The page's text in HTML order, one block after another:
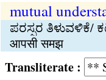
mutual
ಪರಸ್ಪರ ತಿಳುವಳಿಕೆ/
आपसी समझ
Transliterate :